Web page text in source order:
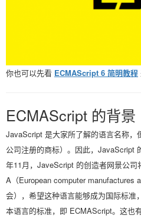
你也可以先看 ECMAScript 6 简明教程
ECMAScript 的背景
JavaScript 是大家所了解的语言名称
公司注册的商标）。因此，JavaScript
年11月，JaveScript 的创造者网景公
A（European computer manufactures
会），希望这种语言能够成为国际标准
本语言的标准，即 ECMAScript。这也